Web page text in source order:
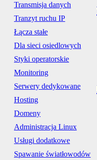
Transmisja danych
Tranzyt ruchu IP
Łącza stałe
Dla sieci osiedlowych
Styki operatorskie
Monitoring
Serwery dedykowane
Hosting
Domeny
Administracja Linux
Usługi dodatkowe
Spawanie światłowodów